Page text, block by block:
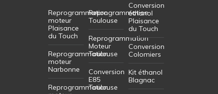
Reprogrammation
moteur
Plaisance
du Touch
Reprogrammation
moteur
Narbonne
Reprogrammation
Reprogrammation
Toulouse
Reprogrammation
Moteur
Toulouse
Conversion
E85
Toulouse
Conversion
éthanol
Plaisance
du Touch
Conversion
Colomiers
Kit éthanol
Blagnac